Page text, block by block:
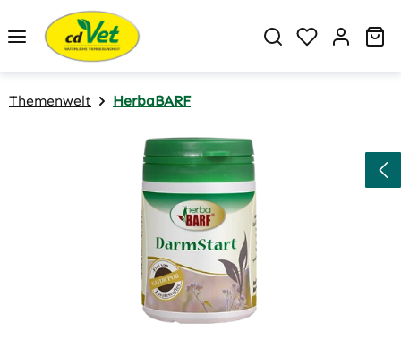
Zum Hauptinhalt springen
Du hast 0
Themenwelt HerbaBARF
Bildergalerie überspringen